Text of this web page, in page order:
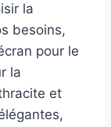
la
besoins,
pour le
la
et